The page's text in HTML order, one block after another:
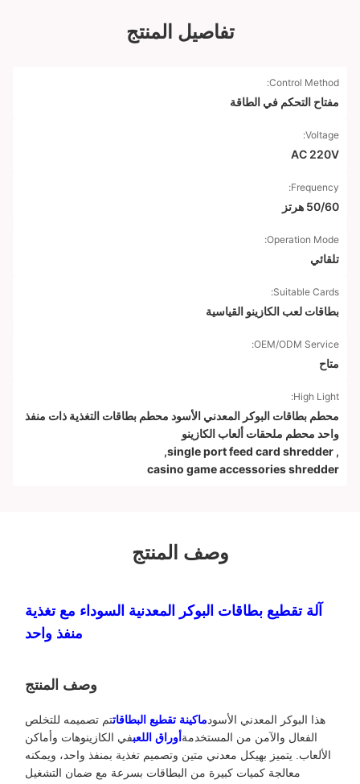
تفاصيل المنتج
Control Method:
مفتاح التحكم في الطاقة
Voltage:
AC 220V
Frequency:
50/60 هرتز
Operation Mode:
تلقائي
Suitable Cards:
بطاقات لعب الكازينو القياسية
OEM/ODM Service:
متاح
High Light:
محطم بطاقات البوكر المعدني الأسود محطم بطاقات التغذية ذات منفذ
واحد محطم ملحقات ألعاب الكازينو
,
single port feed card shredder
,
casino game accessories shredder
وصف المنتج
آلة تقطيع بطاقات البوكر المعدنية السوداء مع تغذية
منفذ واحد
وصف المنتج
هذا البوكر المعدني الأسودماكينة تقطيع البطاقاتتم تصميمه للتخلص
الفعال والآمن من المستخدمة أوراق اللعبفي الكازينوهات وأماكن
الألعاب. يتميز بهيكل معدني متين وتصميم تغذية بمنفذ واحد، ويمكنه
معالجة كميات كبيرة من البطاقات بسرعة مع ضمان التشغيل